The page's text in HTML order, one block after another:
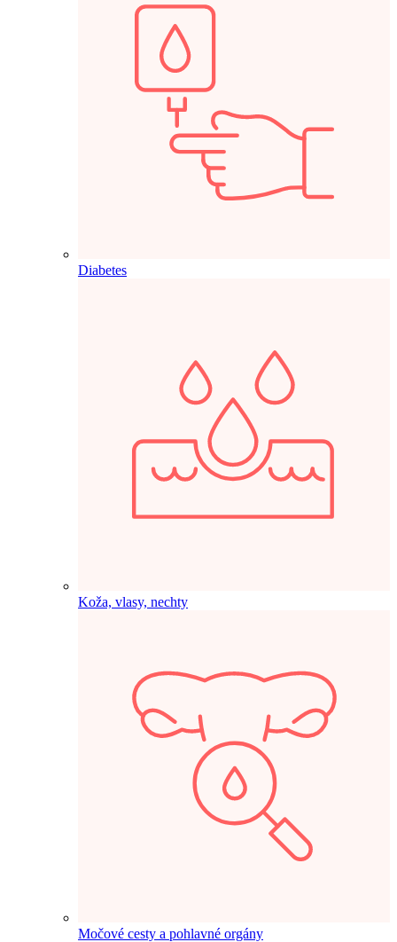
Diabetes
Koža, vlasy, nechty
Močové cesty a pohlavné orgány